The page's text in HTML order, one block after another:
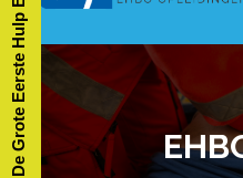
De Grote Eerste Hulp Enquête